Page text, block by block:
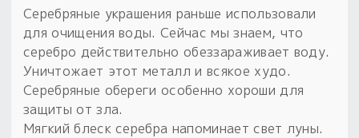
Серебряные украшения раньше использовали
для очищения воды. Сейчас мы знаем, что
серебро действительно обеззараживает воду.
Уничтожает этот металл и всякое худо.
Серебряные обереги особенно хороши для
защиты от зла.
Мягкий блеск серебра напоминает свет луны.